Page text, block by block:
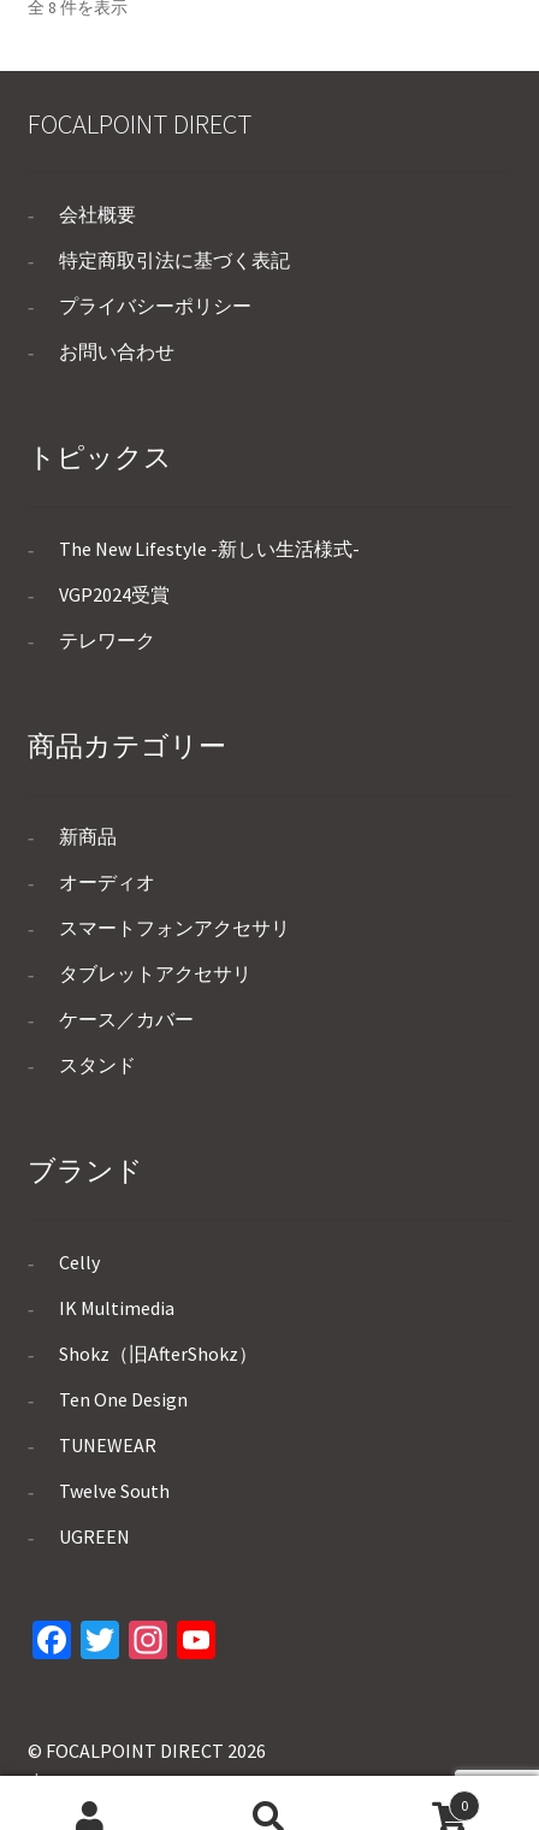
全 8 件を表示
FOCALPOINT DIRECT
会社概要
特定商取引法に基づく表記
プライバシーポリシー
お問い合わせ
トピックス
The New Lifestyle -新しい生活様式-
VGP2024受賞
テレワーク
商品カテゴリー
新商品
オーディオ
スマートフォンアクセサリ
タブレットアクセサリ
ケース／カバー
スタンド
ブランド
Celly
IK Multimedia
Shokz（旧AfterShokz）
Ten One Design
TUNEWEAR
Twelve South
UGREEN
Fa
o
o
T
er
In
ra
Yo
u
© FOCALPOINT DIRECT 2026
.
0